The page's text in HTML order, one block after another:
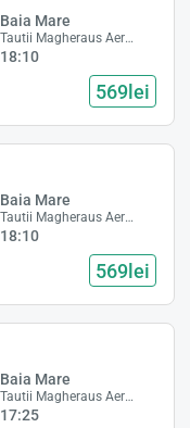
Baia Mare
Tautii Magheraus Aeroport
18:10
569lei
Baia Mare
Tautii Magheraus Aeroport
18:10
569lei
Baia Mare
Tautii Magheraus Aeroport
17:25